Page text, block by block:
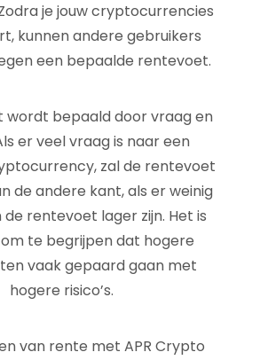
je jouw cryptocurrencies
kunnen andere gebruikers
een bepaalde rentevoet.
wordt bepaald door vraag en
er veel vraag is naar een
zal de rentevoet
de andere kant, als er weinig
de rentevoet lager zijn. Het is
te begrijpen dat hogere
vaak gepaard gaan met
hogere risico’s.
van rente met APR Crypto